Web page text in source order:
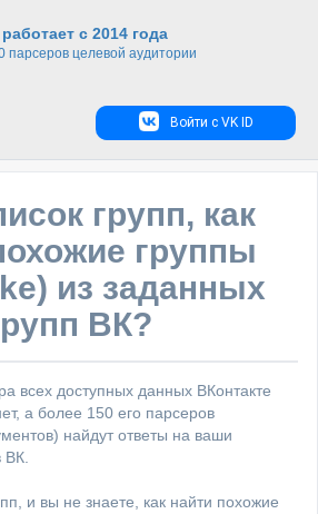
с 2014 года
парсеров целевой аудитории
Войти с VK ID
групп, как
группы
из заданных
ВК?
всех доступных данных ВКонтакте
а более 150 его парсеров
найдут ответы на ваши
ВК.
и вы не знаете, как найти похожие